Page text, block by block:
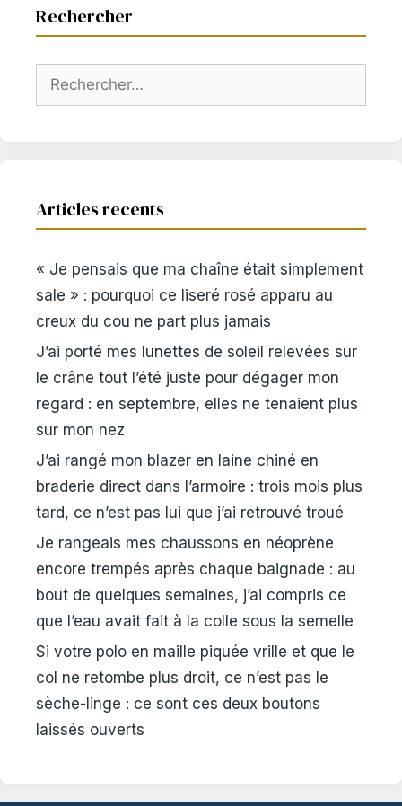
Rechercher
Rechercher :
Articles recents
« Je pensais que ma chaîne était simplement
sale » : pourquoi ce liseré rosé apparu au
creux du cou ne part plus jamais
J’ai porté mes lunettes de soleil relevées sur
le crâne tout l’été juste pour dégager mon
regard : en septembre, elles ne tenaient plus
sur mon nez
J’ai rangé mon blazer en laine chiné en
braderie direct dans l’armoire : trois mois plus
tard, ce n’est pas lui que j’ai retrouvé troué
Je rangeais mes chaussons en néoprène
encore trempés après chaque baignade : au
bout de quelques semaines, j’ai compris ce
que l’eau avait fait à la colle sous la semelle
Si votre polo en maille piquée vrille et que le
col ne retombe plus droit, ce n’est pas le
sèche-linge : ce sont ces deux boutons
laissés ouverts